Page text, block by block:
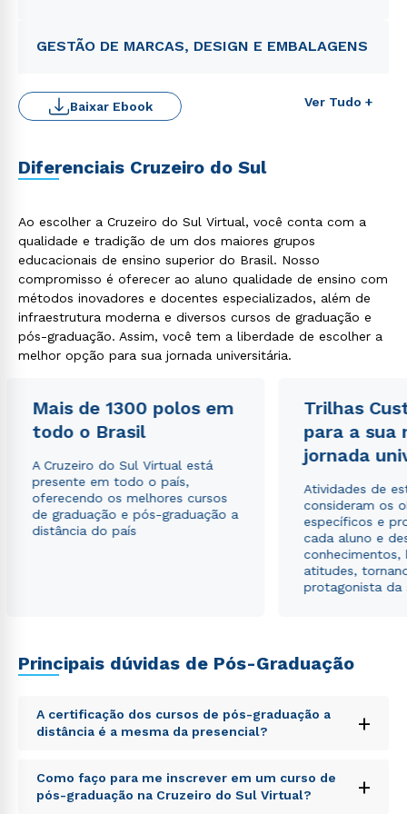
GESTÃO DE MARCAS, DESIGN E EMBALAGENS
Ver Tudo +
Baixar Ebook
Diferenciais Cruzeiro do Sul
Ao escolher a Cruzeiro do Sul Virtual, você conta com a
qualidade e tradição de um dos maiores grupos
educacionais de ensino superior do Brasil. Nosso
compromisso é oferecer ao aluno qualidade de ensino com
métodos inovadores e docentes especializados, além de
infraestrutura moderna e diversos cursos de graduação e
pós-graduação. Assim, você tem a liberdade de escolher a
melhor opção para sua jornada universitária.
Mais de 1300 polos em
todo o Brasil
A Cruzeiro do Sul Virtual está
presente em todo o país,
oferecendo os melhores cursos
de graduação e pós-graduação a
distância do país
Trilhas
para a sua
jornada
Atividades de
consideram os
específicos e
cada aluno e
conhecimentos,
atitudes,
protagonista da
Principais dúvidas de Pós-Graduação
A certificação dos cursos de pós-graduação a
distância é a mesma da presencial?
+
Sed ut perspiciatis unde omnis iste natus error sit
voluptatem accusantium doloremque laudantium,
totam rem aperiam, eaque ipsa quae ab illo inventore
Como faço para me inscrever em um curso de
pós-graduação na Cruzeiro do Sul Virtual?
+
Rápido e fácil
WhatsApp
ou
Estou de acordo com a Política de Privacidade.e
autorizo que meus dados sejam utilizados para o
envio de conteúdos da Cruzeiro do Sul.